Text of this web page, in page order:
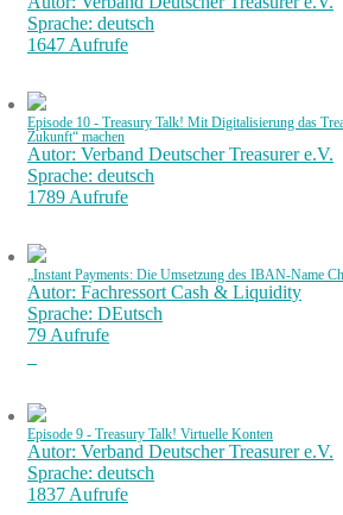
Sprache: deutsch
1647 Aufrufe
Episode 10 - Treasury Talk! Mit Digitalisierung das
Zukunft“ machen
Autor: Verband Deutscher Treasurer e.V.
Sprache: deutsch
1789 Aufrufe
„Instant Payments: Die Umsetzung des IBAN-Name
Autor: Fachressort Cash & Liquidity
Sprache: DEutsch
79 Aufrufe
Episode 9 - Treasury Talk! Virtuelle Konten
Autor: Verband Deutscher Treasurer e.V.
Sprache: deutsch
1837 Aufrufe